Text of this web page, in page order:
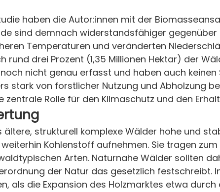
haben die Autor:innen mit der
sind demnach widerstandsfähiger
Temperaturen und veränderten
rund drei Prozent (1,35 Millionen Hektar) der
nicht genau erfasst und haben auch
stark von forstlicher Nutzung und Abholzung
zentrale Rolle für den Klimaschutz und den
ältere, strukturell komplexe Wälder hohe und
Kohlenstoff aufnehmen. Sie tragen
Arten. Naturnahe Wälder sollten
der Natur das gesetzlich festschreibt.
als die Expansion des Holzmarktes etwa